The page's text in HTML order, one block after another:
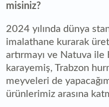
misiniz?
2024 yılında dünya
imalathane kurarak
artırmayı ve Natuva ile
karayemiş, Trabzon
meyveleri de
ürünlerimiz arasına